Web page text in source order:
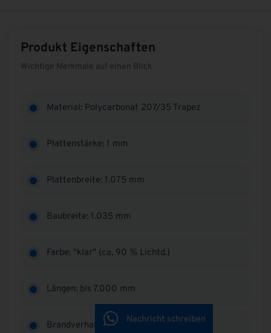
Produkt Eigenschaften
Wichtige Merkmale auf einen Blick
Material: Polycarbonat 207/35 Trapez
Plattenstärke: 1 mm
Plattenbreite: 1.075 mm
Baubreite: 1.035 mm
Farbe: "klar" (ca. 90 % Lichtd.)
Längen: bis 7.000 mm
Brandverhalten: B1
Nachricht schreiben